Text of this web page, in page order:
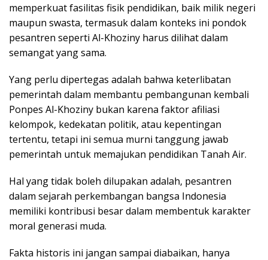
memperkuat fasilitas fisik pendidikan, baik milik negeri
maupun swasta, termasuk dalam konteks ini pondok
pesantren seperti Al-Khoziny harus dilihat dalam
semangat yang sama.
Yang perlu dipertegas adalah bahwa keterlibatan
pemerintah dalam membantu pembangunan kembali
Ponpes Al-Khoziny bukan karena faktor afiliasi
kelompok, kedekatan politik, atau kepentingan
tertentu, tetapi ini semua murni tanggung jawab
pemerintah untuk memajukan pendidikan Tanah Air.
Hal yang tidak boleh dilupakan adalah, pesantren
dalam sejarah perkembangan bangsa Indonesia
memiliki kontribusi besar dalam membentuk karakter
moral generasi muda.
Fakta historis ini jangan sampai diabaikan, hanya